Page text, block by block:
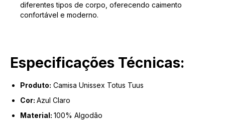
diferentes tipos de corpo, oferecendo caimento
confortável e moderno.
Especificações Técnicas:
Produto: Camisa Unissex Totus Tuus
Cor: Azul Claro
Material: 100% Algodão